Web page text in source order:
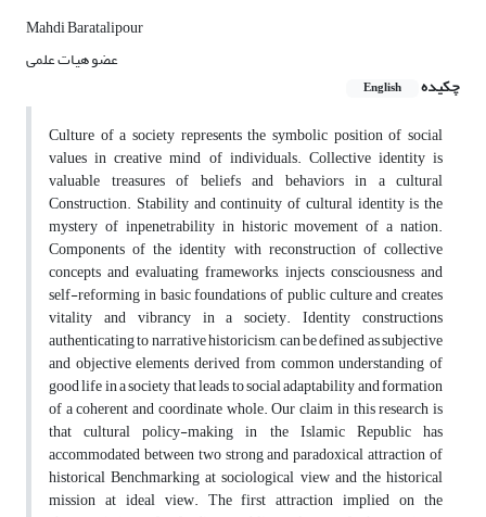
Mahdi Baratalipour
عضو هیات علمی
چکیده
English
Culture of a society represents the symbolic position of social
values in creative mind of individuals. Collective identity is
valuable treasures of beliefs and behaviors in a cultural
Construction. Stability and continuity of cultural identity is the
mystery of inpenetrability in historic movement of a nation.
Components of the identity with reconstruction of collective
concepts and evaluating frameworks, injects consciousness and
self-reforming in basic foundations of public culture and creates
vitality and vibrancy in a society. Identity constructions
authenticating to narrative historicism, can be defined as subjective
and objective elements derived from common understanding of
good life in a society that leads to social adaptability and formation
of a coherent and coordinate whole. Our claim in this research is
that cultural policy-making in the Islamic Republic has
accommodated between two strong and paradoxical attraction of
historical Benchmarking at sociological view and the historical
mission at ideal view. The first attraction implied on the